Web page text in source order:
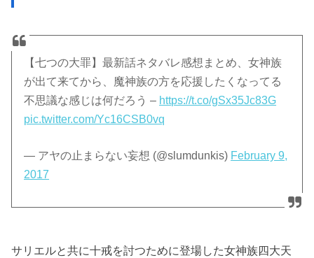
【七つの大罪】最新話ネタバレ感想まとめ、女神族
が出て来てから、魔神族の方を応援したくなってる
不思議な感じは何だろう – https://t.co/gSx35Jc83G
pic.twitter.com/Yc16CSB0vq
— アヤの止まらない妄想 (@slumdunkis) February 9,
2017
サリエルと共に十戒を討つために登場した女神族四大天